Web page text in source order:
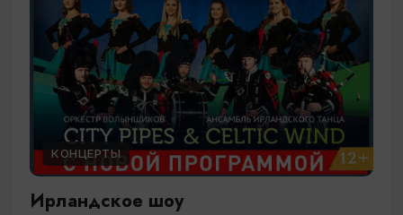
КОНЦЕРТЫ
Ирландское шоу